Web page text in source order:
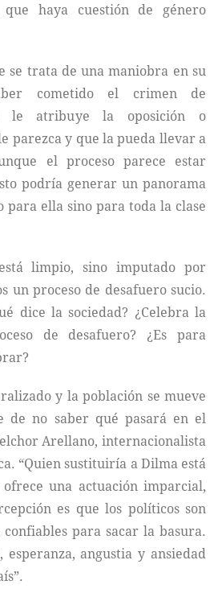
que haya cuestión de género
se trata de una maniobra en su
cometido el crimen de
le atribuye la oposición o
parezca y que la pueda llevar a
el proceso parece estar
podría generar un panorama
para ella sino para toda la clase
limpio, sino imputado por
un proceso de desafuero sucio.
dice la sociedad? ¿Celebra la
de desafuero? ¿Es para
y la población se mueve
de no saber qué pasará en el
Arellano, internacionalista
“Quien sustituiría a Dilma está
una actuación imparcial,
es que los políticos son
para sacar la basura.
esperanza, angustia y ansiedad